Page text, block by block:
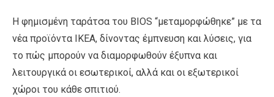
Η φημισμένη ταράτσα του BIOS “μεταμορφώθηκε” με τα
νέα προϊόντα ΙΚΕΑ, δίνοντας έμπνευση και λύσεις, για
το πώς μπορούν να διαμορφωθούν έξυπνα και
λειτουργικά οι εσωτερικοί, αλλά και οι εξωτερικοί
χώροι του κάθε σπιτιού.